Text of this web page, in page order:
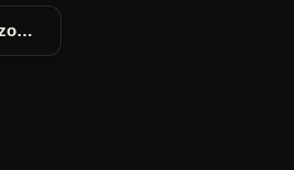
Sezon 1